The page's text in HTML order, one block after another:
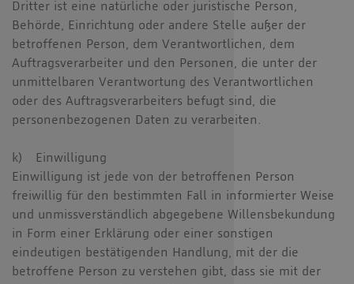
Dritter ist eine natürliche oder juristische Person,
Behörde, Einrichtung oder andere Stelle außer der
betroffenen Person, dem Verantwortlichen, dem
Auftragsverarbeiter und den Personen, die unter der
unmittelbaren Verantwortung des Verantwortlichen
oder des Auftragsverarbeiters befugt sind, die
personenbezogenen Daten zu verarbeiten.
k) Einwilligung
Einwilligung ist jede von der betroffenen Person
freiwillig für den bestimmten Fall in informierter Weise
und unmissverständlich abgegebene Willensbekundung
in Form einer Erklärung oder einer sonstigen
eindeutigen bestätigenden Handlung, mit der die
betroffene Person zu verstehen gibt, dass sie mit der